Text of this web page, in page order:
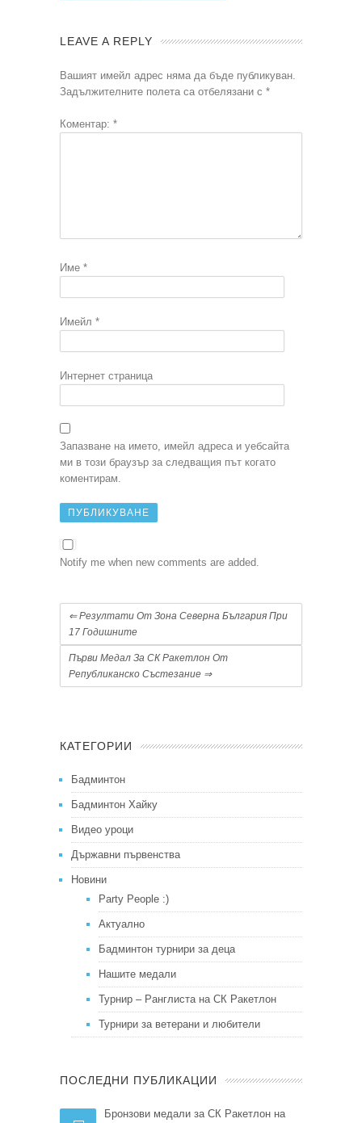
LEAVE A REPLY
Вашият имейл адрес няма да бъде публикуван.
Задължителните полета са отбелязани с *
Коментар: *
Име *
Имейл *
Интернет страница
Запазване на името, имейл адреса и уебсайта
ми в този браузър за следващия път когато
коментирам.
Notify me when new comments are added.
⇐Резултати От Зона Северна България При
17 Годишните
Първи Медал За СК Ракетлон От
Републиканско Състезание ⇒
КАТЕГОРИИ
Бадминтон
Бадминтон Хайку
Видео уроци
Държавни първенства
Новини
Party People :)
Актуално
Бадминтон турнири за деца
Нашите медали
Турнир – Ранглиста на СК Ракетлон
Турнири за ветерани и любители
ПОСЛЕДНИ ПУБЛИКАЦИИ
Бронзови медали за СК Ракетлон на